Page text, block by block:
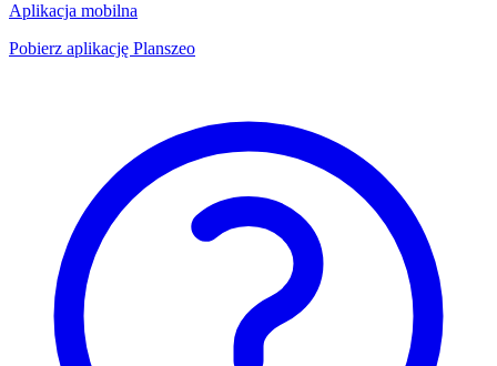
Aplikacja mobilna
Pobierz aplikację Planszeo